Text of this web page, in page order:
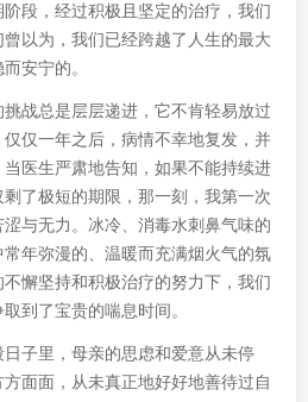
段，经过积极且坚定的治疗，我们
以为，我们已经跨越了人生的最大
安宁的。
战总是层层递进，它不肯轻易放过
仅一年之后，病情不幸地复发，并
医生严肃地告知，如果不能持续进
了极短的期限，那一刻，我第一次
与无力。冰冷、消毒水刺鼻气味的
年弥漫的、温暖而充满烟火气的氛
懈坚持和积极治疗的努力下，我们
到了宝贵的喘息时间。
子里，母亲的思虑和爱意从未停
面面，从未真正地好好地善待过自